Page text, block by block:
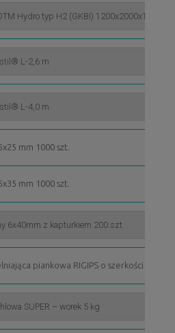
mm 1000 szt.
mm 1000 szt.
piankowa RIGIPS o szerkości 70